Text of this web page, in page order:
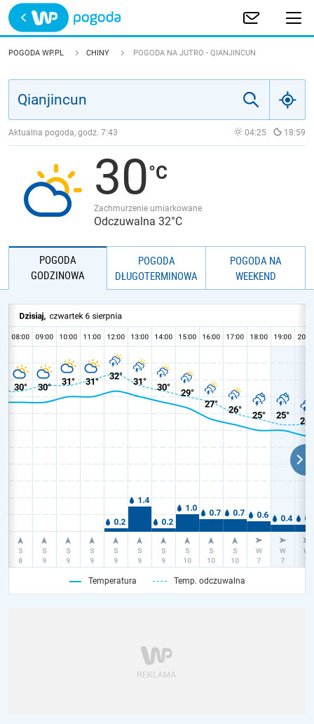
Trwa ładowanie
POLSKA
JAKOŚĆ POWIETRZA
POGODA WP.PL CHINY POGODA NA JUTRO - QIANJINCUN
Aktualna pogoda, godz. 7:43 04:25 18:59
30
Zachmurzenie umiarkowane
Odczuwalna 32°C
POGODA
GODZINOWA
POGODA
DŁUGOTERMINOWA
POGODA NA
WEEKEND
Temperatura Temp. odczuwalna